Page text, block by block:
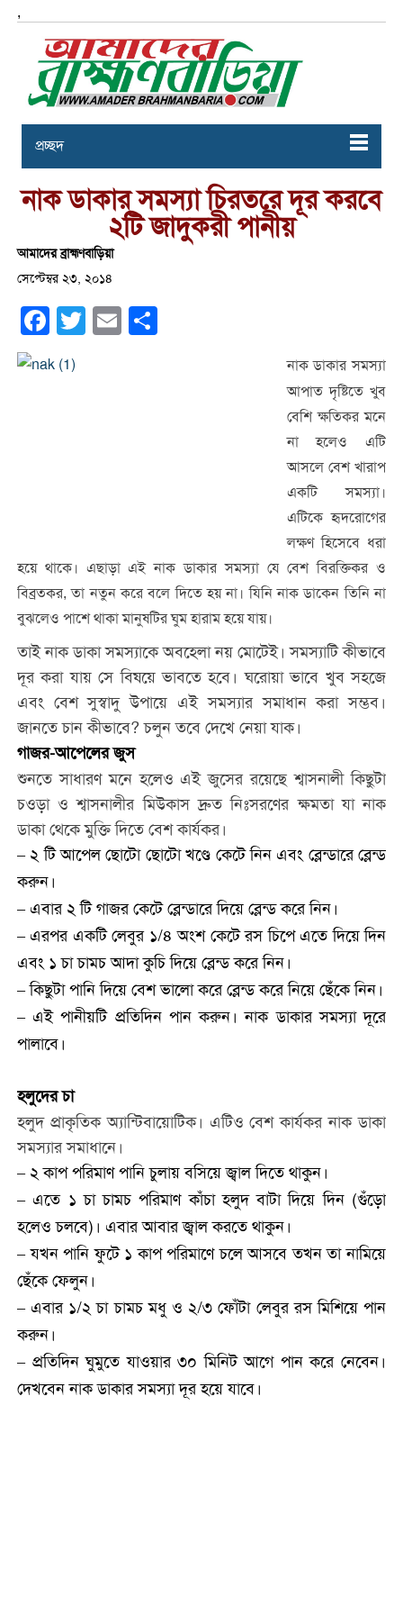
,
প্রচ্ছদ
নাক ডাকার সমস্যা চিরতরে দূর করবে
২টি জাদুকরী পানীয়
আমাদের ব্রাহ্মণবাড়িয়া
সেপ্টেম্বর ২৩, ২০১৪
Facebook
Twitter Email
নাক ডাকার সমস্যা
আপাত দৃষ্টিতে খুব
বেশি ক্ষতিকর মনে
না হলেও এটি
আসলে বেশ খারাপ
একটি সমস্যা।
এটিকে হৃদরোগের
লক্ষণ হিসেবে ধরা
হয়ে থাকে। এছাড়া এই নাক ডাকার সমস্যা যে বেশ বিরক্তিকর ও
বিব্রতকর, তা নতুন করে বলে দিতে হয় না। যিনি নাক ডাকেন তিনি না
বুঝলেও পাশে থাকা মানুষটির ঘুম হারাম হয়ে যায়।
তাই নাক ডাকা সমস্যাকে অবহেলা নয় মোটেই। সমস্যাটি কীভাবে
দূর করা যায় সে বিষয়ে ভাবতে হবে। ঘরোয়া ভাবে খুব সহজে
এবং বেশ সুস্বাদু উপায়ে এই সমস্যার সমাধান করা সম্ভব।
জানতে চান কীভাবে? চলুন তবে দেখে নেয়া যাক।
গাজর-আপেলের জুস
শুনতে সাধারণ মনে হলেও এই জুসের রয়েছে শ্বাসনালী কিছুটা
চওড়া ও শ্বাসনালীর মিউকাস দ্রুত নিঃসরণের ক্ষমতা যা নাক
ডাকা থেকে মুক্তি দিতে বেশ কার্যকর।
– ২ টি আপেল ছোটো ছোটো খণ্ডে কেটে নিন এবং ব্লেন্ডারে ব্লেন্ড
করুন।
– এবার ২ টি গাজর কেটে ব্লেন্ডারে দিয়ে ব্লেন্ড করে নিন।
– এরপর একটি লেবুর ১/৪ অংশ কেটে রস চিপে এতে দিয়ে দিন
এবং ১ চা চামচ আদা কুচি দিয়ে ব্লেন্ড করে নিন।
– কিছুটা পানি দিয়ে বেশ ভালো করে ব্লেন্ড করে নিয়ে ছেঁকে নিন।
– এই পানীয়টি প্রতিদিন পান করুন। নাক ডাকার সমস্যা দূরে
পালাবে।
হলুদের চা
হলুদ প্রাকৃতিক অ্যান্টিবায়োটিক। এটিও বেশ কার্যকর নাক ডাকা
সমস্যার সমাধানে।
– ২ কাপ পরিমাণ পানি চুলায় বসিয়ে জ্বাল দিতে থাকুন।
– এতে ১ চা চামচ পরিমাণ কাঁচা হলুদ বাটা দিয়ে দিন (গুঁড়ো
হলেও চলবে)। এবার আবার জ্বাল করতে থাকুন।
– যখন পানি ফুটে ১ কাপ পরিমাণে চলে আসবে তখন তা নামিয়ে
ছেঁকে ফেলুন।
– এবার ১/২ চা চামচ মধু ও ২/৩ ফোঁটা লেবুর রস মিশিয়ে পান
করুন।
– প্রতিদিন ঘুমুতে যাওয়ার ৩০ মিনিট আগে পান করে নেবেন।
দেখবেন নাক ডাকার সমস্যা দূর হয়ে যাবে।